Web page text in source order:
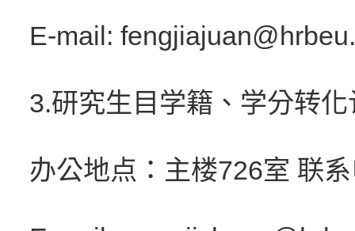
E-mail:
3.研究生目学籍、学分转
办公地点：主楼726室 联